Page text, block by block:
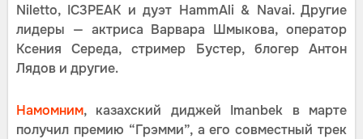
Niletto, IC3PEAK и дуэт HammAli & Navai. Другие
лидеры — актриса Варвара Шмыкова, оператор
Ксения Середа, стример Бустер, блогер Антон
Лядов и другие.
Намомним, казахский диджей Imanbek в марте
получил премию “Грэмми”, а его совместный трек